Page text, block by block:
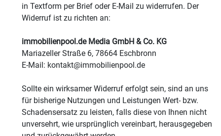
in Textform per Brief oder E-Mail zu widerrufen. Der
Widerruf ist zu richten an:
immobilienpool.de Media GmbH & Co. KG
Mariazeller Straße 6, 78664 Eschbronn
E-Mail: kontakt@immobilienpool.de
Sollte ein wirksamer Widerruf erfolgt sein, sind an uns
für bisherige Nutzungen und Leistungen Wert- bzw.
Schadensersatz zu leisten, falls diese von Ihnen nicht
unversehrt, wie ursprünglich vereinbart, herausgegeben